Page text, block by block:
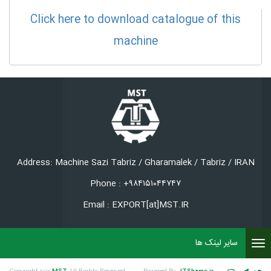
Click here to download catalogue of this
machine
Address: Machine Sazi Tabriz / Gharamalek / Tabriz / IRAN
Phone : +۹۸۴۱۵۱۰۴۴۷۴۷
Email : EXPORT[at]MST.IR
سایر لینک ها